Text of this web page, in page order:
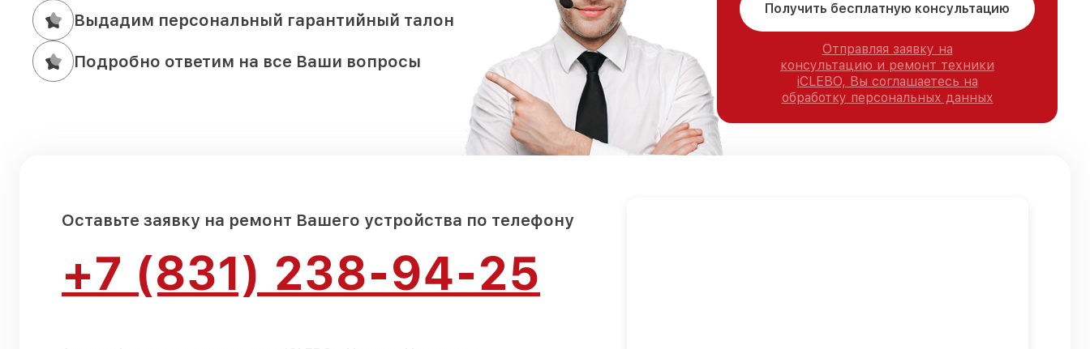
Выдадим персональный гарантийный талон
Подробно ответим на все Ваши вопросы
Получить бесплатную консультацию
Отправляя заявку на
консультацию и ремонт техники
iCLEBO, Вы соглашаетесь на
обработку персональных данных
Оставьте заявку на ремонт Вашего устройства по телефону
+7 (831) 238-94-25